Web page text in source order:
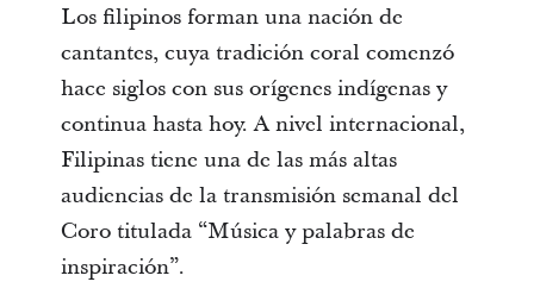
Los filipinos forman una nación de
cantantes, cuya tradición coral comenzó
hace siglos con sus orígenes indígenas y
continua hasta hoy. A nivel internacional,
Filipinas tiene una de las más altas
audiencias de la transmisión semanal del
Coro titulada “Música y palabras de
inspiración”.